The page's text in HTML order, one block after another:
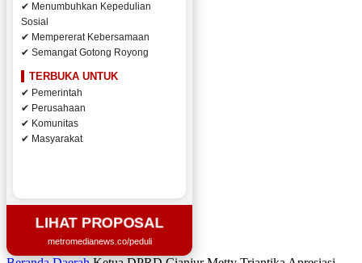
✔ Menumbuhkan Kepedulian
Sosial
✔ Mempererat Kebersamaan
✔ Semangat Gotong Royong
TERBUKA UNTUK
✔ Pemerintah
✔ Perusahaan
✔ Komunitas
✔ Masyarakat
LIHAT PROPOSAL
metromedianews.co/peduli